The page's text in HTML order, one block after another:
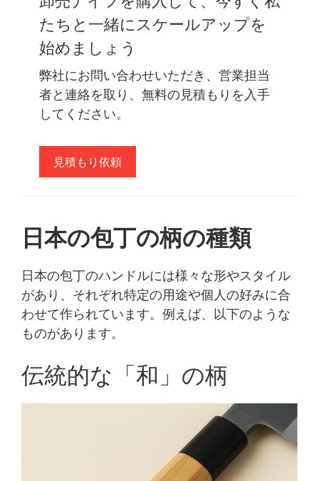
たちと一緒にスケールアップを
始めましょう
弊社にお問い合わせいただき、営業担当
者と連絡を取り、無料の見積もりを入手
してください。
見積もり依頼
日本の包丁の柄の種類
日本の包丁のハンドルには様々な形やスタイル
があり、それぞれ特定の用途や個人の好みに合
わせて作られています。例えば、以下のような
ものがあります。
伝統的な「和」の柄